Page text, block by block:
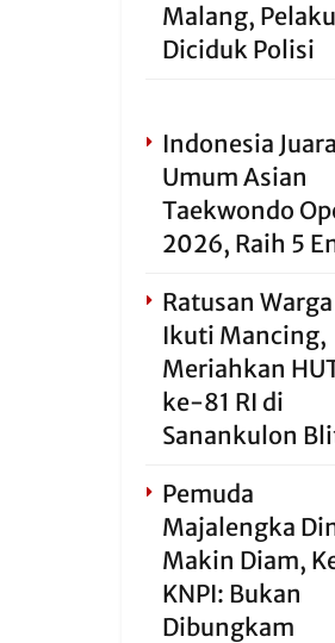
Malang, Pelaku
Diciduk Polisi
Indonesia Juara
Umum Asian
Taekwondo
2026, Raih 5
Ratusan Warga
Ikuti Mancing,
Meriahkan
ke-81 RI di
Sanankulon
Pemuda
Majalengka
Makin Diam,
KNPI: Bukan
Dibungkam